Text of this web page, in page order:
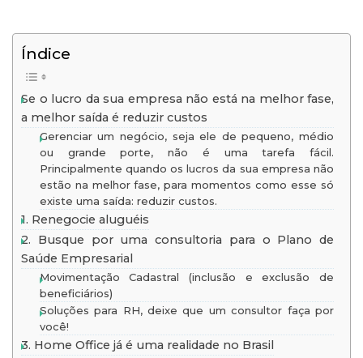
Índice
Se o lucro da sua empresa não está na melhor fase,
a melhor saída é reduzir custos
Gerenciar um negócio, seja ele de pequeno, médio
ou grande porte, não é uma tarefa fácil.
Principalmente quando os lucros da sua empresa não
estão na melhor fase, para momentos como esse só
existe uma saída: reduzir custos.
1. Renegocie aluguéis
2. Busque por uma consultoria para o Plano de
Saúde Empresarial
Movimentação Cadastral (inclusão e exclusão de
beneficiários)
Soluções para RH, deixe que um consultor faça por
você!
3. Home Office já é uma realidade no Brasil